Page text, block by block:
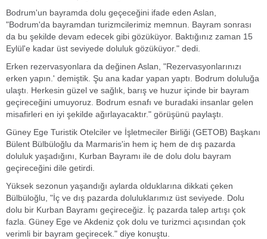
Bodrum'un bayramda dolu geçeceğini ifade eden Aslan,
"Bodrum'da bayramdan turizmcilerimiz memnun. Bayram sonrası
da bu şekilde devam edecek gibi gözüküyor. Baktığınız zaman 15
Eylül'e kadar üst seviyede doluluk gözüküyor." dedi.
Erken rezervasyonlara da değinen Aslan, "Rezervasyonlarınızı
erken yapın.' demiştik. Şu ana kadar yapan yaptı. Bodrum doluluğa
ulaştı. Herkesin güzel ve sağlık, barış ve huzur içinde bir bayram
geçireceğini umuyoruz. Bodrum esnafı ve buradaki insanlar gelen
misafirleri en iyi şekilde ağırlayacaktır." görüşünü paylaştı.
Güney Ege Turistik Otelciler ve İşletmeciler Birliği (GETOB) Başkanı
Bülent Bülbüloğlu da Marmaris'in hem iç hem de dış pazarda
doluluk yaşadığını, Kurban Bayramı ile de dolu dolu bayram
geçireceğini dile getirdi.
Yüksek sezonun yaşandığı aylarda olduklarına dikkati çeken
Bülbüloğlu, "İç ve dış pazarda doluluklarımız üst seviyede. Dolu
dolu bir Kurban Bayramı geçireceğiz. İç pazarda talep artışı çok
fazla. Güney Ege ve Akdeniz çok dolu ve turizmci açısından çok
verimli bir bayram geçirecek." diye konuştu.